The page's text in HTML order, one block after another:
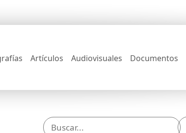
Artículos Audiovisuales Documentos